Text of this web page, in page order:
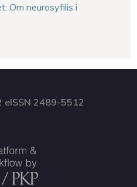
Om neurosyfilis i
eISSN 2489-5512